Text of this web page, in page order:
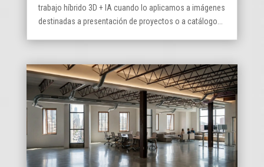
trabajo híbrido 3D + IA cuando lo aplicamos a imágenes
destinadas a presentación de proyectos o a catálogo...